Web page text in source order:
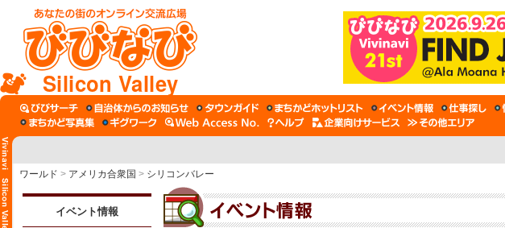
Silicon Valley
ワールド > アメリカ合衆国 > シリコンバレー
イベント情報